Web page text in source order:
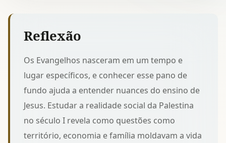
Reflexão
Os Evangelhos nasceram em um tempo e
lugar específicos, e conhecer esse pano de
fundo ajuda a entender nuances do ensino de
Jesus. Estudara realidade social da Palestina
no século I revela como questões como
território, economia e família moldavam a vida